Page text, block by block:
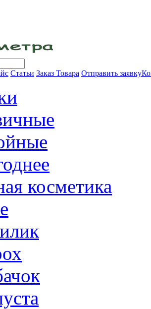
Статьи Заказ Товара Отправить заявку
косметика